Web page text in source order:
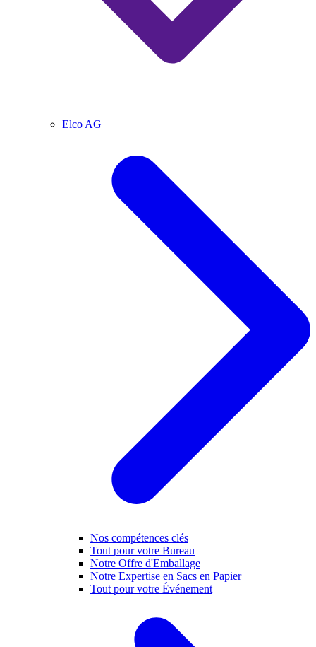
Elco AG
Nos compétences clés
Tout pour votre Bureau
Notre Offre d'Emballage
Notre Expertise en Sacs en Papier
Tout pour votre Événement